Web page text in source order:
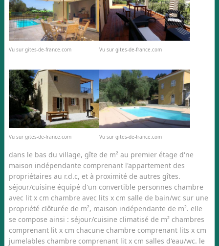
Vu sur gites-de-france.com Vu sur gites-de-france.com
Vu sur gites-de-france.com Vu sur gites-de-france.com
dans le bas du village, gîte de m² au premier étage d'ne
maison indépendante comprenant l'appartement des
propriétaires au r.d.c, et à proximité de autres gîtes.
séjour/cuisine équipé d'un convertible personnes chambre
avec lit x cm chambre avec lits x cm salle de bain/wc sur une
propriété clôturée de m², maison indépendante de m². elle
se compose ainsi : séjour/cuisine climatisé de m² chambres
comprenant lit x cm chacune chambre comprenant lits x cm
jumelables chambre comprenant lit x cm salles d'eau/wc. le